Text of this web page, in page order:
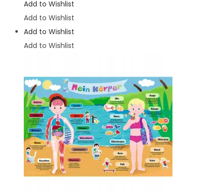
Add to Wishlist
Add to Wishlist
Add to Wishlist
Add to Wishlist